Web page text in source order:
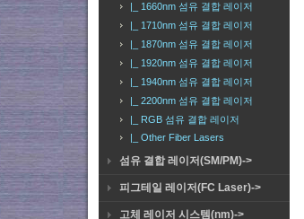
|_ 1660nm 섬유 결합 레이저
|_ 1710nm 섬유 결합 레이저
|_ 1870nm 섬유 결합 레이저
|_ 1920nm 섬유 결합 레이저
|_ 1940nm 섬유 결합 레이저
|_ 2200nm 섬유 결합 레이저
|_ RGB 섬유 결합 레이저
|_ Other Fiber Lasers
섬유 결합 레이저(SM/PM)->
피그테일 레이저(FC Laser)->
고체 레이저 시스템(nm)->